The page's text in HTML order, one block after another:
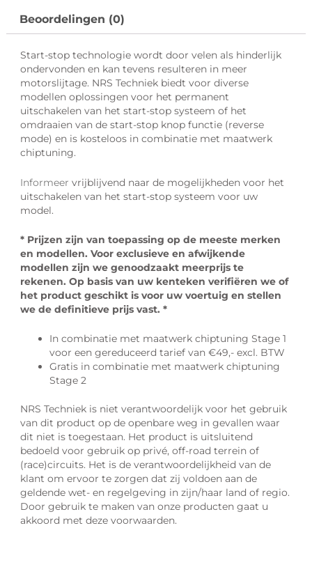
Beoordelingen (0)
Start-stop technologie wordt door velen als hinderlijk
ondervonden en kan tevens resulteren in meer
motorslijtage. NRS Techniek biedt voor diverse
modellen oplossingen voor het permanent
uitschakelen van het start-stop systeem of het
omdraaien van de start-stop knop functie (reverse
mode) en is kosteloos in combinatie met maatwerk
chiptuning.
Informeer vrijblijvend naar de mogelijkheden voor het
uitschakelen van het start-stop systeem voor uw
model.
* Prijzen zijn van toepassing op de meeste merken
en modellen. Voor exclusieve en afwijkende
modellen zijn we genoodzaakt meerprijs te
rekenen. Op basis van uw kenteken verifiëren we of
het product geschikt is voor uw voertuig en stellen
we de definitieve prijs vast. *
In combinatie met maatwerk chiptuning Stage 1
voor een gereduceerd tarief van€49,- excl. BTW
Gratis in combinatie met maatwerk chiptuning
Stage 2
NRS Techniek is niet verantwoordelijk voor het gebruik
van dit product op de openbare weg in gevallen waar
dit niet is toegestaan. Het product is uitsluitend
bedoeld voor gebruik op privé, off-road terrein of
(race)circuits. Het is de verantwoordelijkheid van de
klant om ervoor te zorgen dat zij voldoen aan de
geldende wet- en regelgeving in zijn/haar land of regio.
Door gebruik te maken van onze producten gaat u
akkoord met deze voorwaarden.